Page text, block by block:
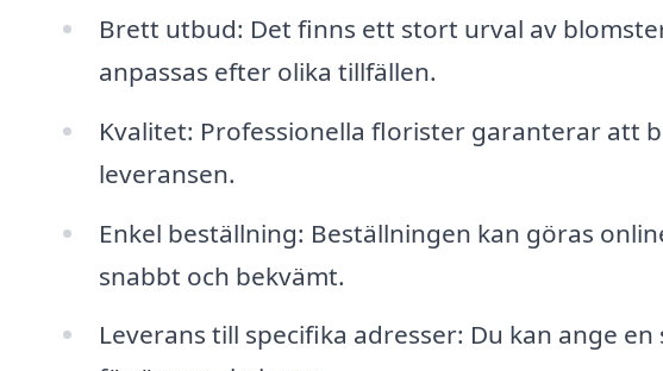
Brett utbud: Det finns ett stort urval av
anpassas efter olika tillfällen.
Kvalitet: Professionella florister garanterar att
leveransen.
Enkel beställning: Beställningen kan göras
snabbt och bekvämt.
Leverans till specifika adresser: Du kan ange